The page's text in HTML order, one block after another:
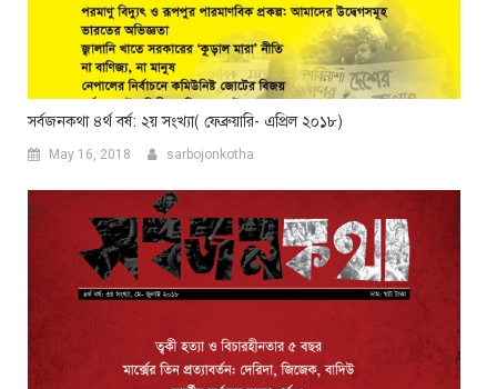
সর্বজনকথা ৪র্থ বর্ষ: ২য় সংখ্যা( ফেব্রুয়ারি- এপ্রিল ২০১৮)
May 16, 2018 sarbojonkotha